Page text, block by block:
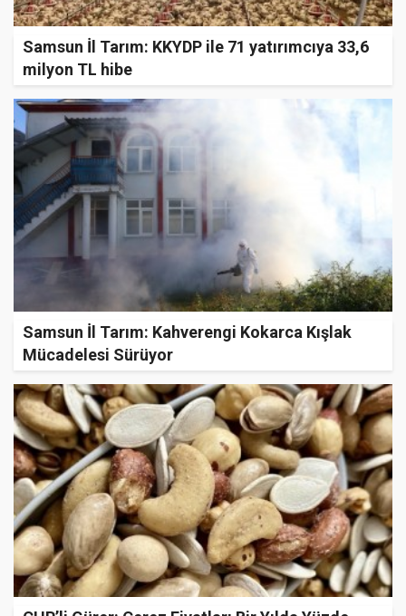
Samsun İl Tarım: KKYDP ile 71 yatırımcıya 33,6
milyon TL hibe
Samsun İl Tarım: Kahverengi Kokarca Kışlak
Mücadelesi Sürüyor